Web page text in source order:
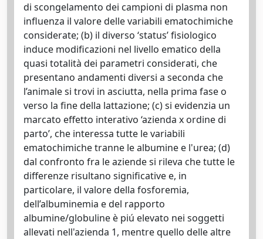
di scongelamento dei campioni di plasma non
influenza il valore delle variabili ematochimiche
considerate; (b) il diverso ‘status’ fisiologico
induce modificazioni nel livello ematico della
quasi totalità dei parametri considerati, che
presentano andamenti diversi a seconda che
l’animale si trovi in asciutta, nella prima fase o
verso la fine della lattazione; (c) si evidenzia un
marcato effetto interativo ‘azienda x ordine di
parto’, che interessa tutte le variabili
ematochimiche tranne le albumine e l'urea; (d)
dal confronto fra le aziende si rileva che tutte le
differenze risultano significative e, in
particolare, il valore della fosforemia,
dell’albuminemia e del rapporto
albumine/globuline è piú elevato nei soggetti
allevati nell'azienda 1, mentre quello delle altre